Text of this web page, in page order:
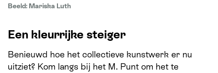
Beeld: Mariska Luth
Een kleurrijke steiger
Benieuwd hoe het collectieve kunstwerk er nu
uitziet? Kom langs bij het M. Punt om het te